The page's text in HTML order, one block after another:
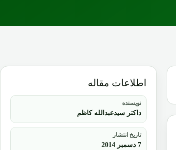
اطلاعات مقاله
نویسنده
داکتر سیدعبدالله کاظم
تاریخ انتشار